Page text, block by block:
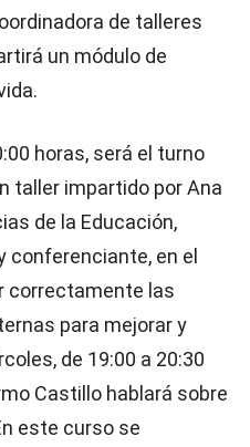
de talleres
un módulo de
horas, será el turno
taller impartido por Ana
de la Educación,
en el
correctamente las
para mejorar y
de 19:00 a 20:30
Castillo hablará sobre
este curso se